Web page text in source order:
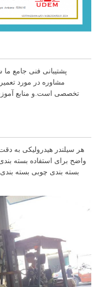
پشتیبانی فنی جامع ما
مشاوره در مورد
تخصصی است.و منابع آموزشی
هر سیلندر هیدرولیکی به دقت در
واضح برای استفاده بسته بندی
بسته بندی چوبی بسته بندی